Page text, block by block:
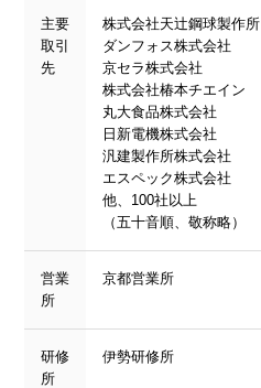
主要
取引
先
株式会社天辻鋼球製作所
ダンフォス株式会社
京セラ株式会社
株式会社椿本チエイン
丸大食品株式会社
日新電機株式会社
汎建製作所株式会社
エスペック株式会社
他、100社以上
（五十音順、敬称略）
営業
所
京都営業所
研修
所
伊勢研修所